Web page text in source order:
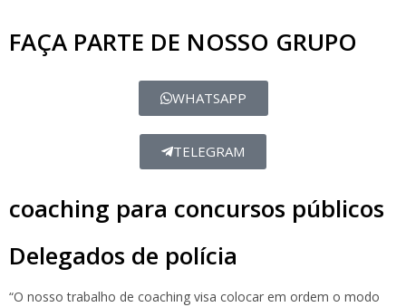
FAÇA PARTE DE NOSSO GRUPO
WHATSAPP
TELEGRAM
coaching para concursos públicos
Delegados de polícia
“O nosso trabalho de coaching visa colocar em ordem o modo